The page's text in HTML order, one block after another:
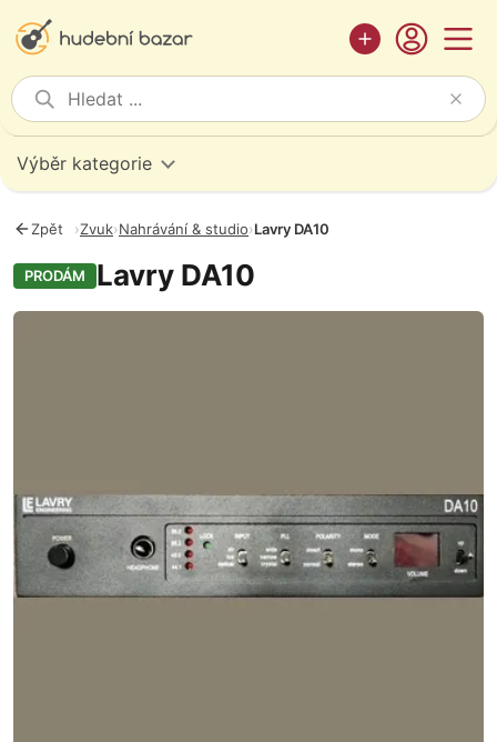
Výběr kategorie
Zpět ›Zvuk›Nahrávání & studio›Lavry DA10
PRODÁM Lavry DA10
Fotografie